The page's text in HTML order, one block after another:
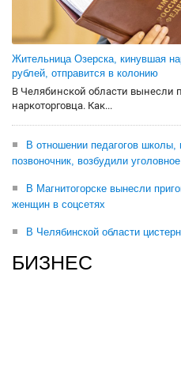
Жительница Озерска, кинувшая
рублей, отправится в колонию
В Челябинской области вынесли
наркоторговца. Как...
В отношении педагогов школы,
позвоночник, возбудили
В Магнитогорске вынесли
женщин в соцсетях
В Челябинской области
БИЗНЕС